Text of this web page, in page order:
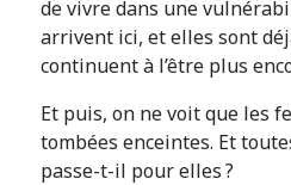
de vivre dans une
arrivent ici, et elles sont
continuent à l’être plus
Et puis, on ne voit que les
tombées enceintes. Et
passe-t-il pour elles ?